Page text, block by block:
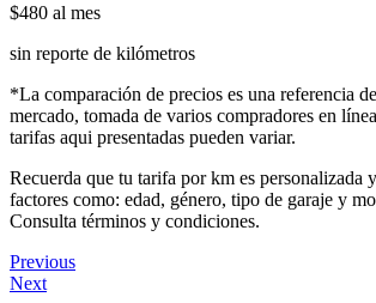
$480 al mes
sin reporte de kilómetros
*La comparación de precios es una referencia
mercado, tomada de varios compradores en
tarifas aqui presentadas pueden variar.
Recuerda que tu tarifa por km es personalizada
factores como: edad, género, tipo de garaje y
Consulta términos y condiciones.
Previous
Next